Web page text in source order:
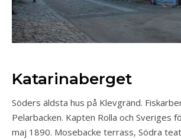
Katarinaberget
Söders äldsta hus på Klevgränd.
Pelarbacken. Kapten Rolla och Sveriges
maj 1890. Mosebacke terrass, Södra